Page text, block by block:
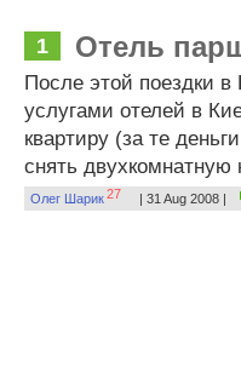
1 Отель
После этой поездки
услугами отелей в
квартиру (за те
снять двухкомнатную
Олег Шарик27 | 31 Aug 2008 |